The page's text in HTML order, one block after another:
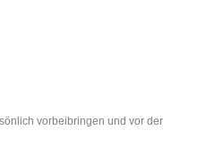
vorbeibringen und vor der